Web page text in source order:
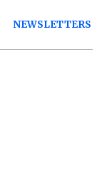
NEWSLETTERS